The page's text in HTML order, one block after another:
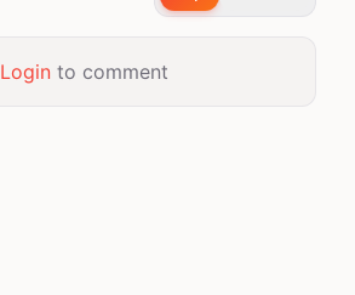
Loginto comment